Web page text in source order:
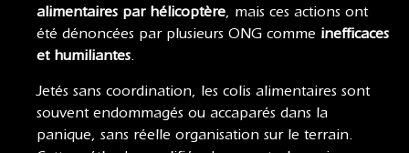
alimentaires par hélicoptère, mais ces actions ont
été dénoncées par plusieurs ONG comme inefficaces
et humiliantes.
Jetés sans coordination, les colis alimentaires sont
souvent endommagés ou accaparés dans la
panique, sans réelle organisation sur le terrain.